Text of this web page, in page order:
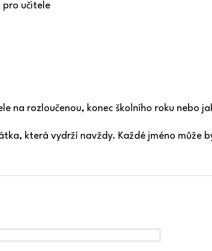
pro učitele
na rozloučenou, konec školního roku nebo
která vydrží navždy. Každé jméno může